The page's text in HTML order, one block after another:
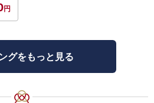
グをもっと見る